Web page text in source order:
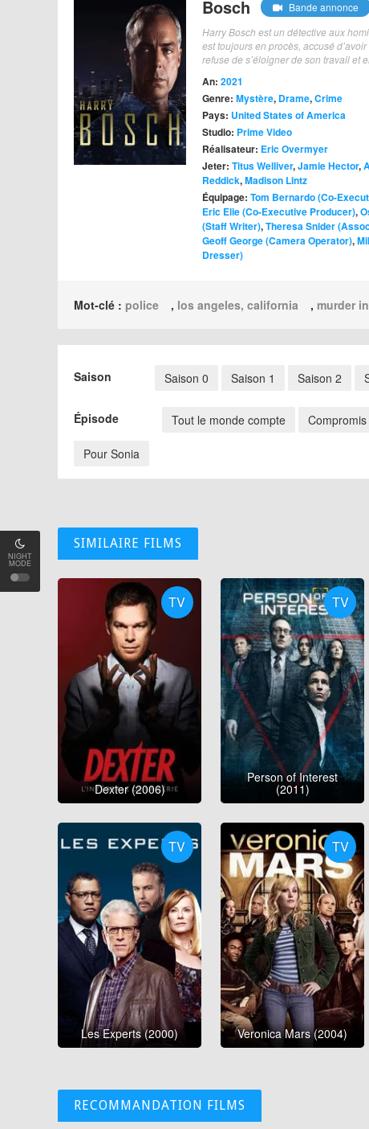
NIGHT
MODE
Bosch
Bande annonce
Harry Bosch est un détective aux
est toujours en procès, accusé
refuse de s’éloigner de son travail et
An: 2021
Genre: Mystère, Drame,Crime
Pays: United States of America
Studio: Prime Video
Réalisateur: Eric Overmyer
Jeter: Titus Welliver,Jamie Hector,
Reddick,Madison Lintz
Équipage: Tom Bernardo (Co-
Eric Elie (Co-Executive Producer),
(Staff Writer),Theresa Snider
Geoff George (Camera Operator),
Dresser)
Mot-clé : police , los angeles, california , murder
Saison Saison 0 Saison 1 Saison 2
Épisode Tout le monde compte Compromis
Pour Sonia
SIMILAIRE FILMS
TV
Dexter (2006)
TV
Person of Interest
(2011)
TV
Les Experts (2000)
TV
Veronica Mars (2004)
RECOMMANDATION FILMS